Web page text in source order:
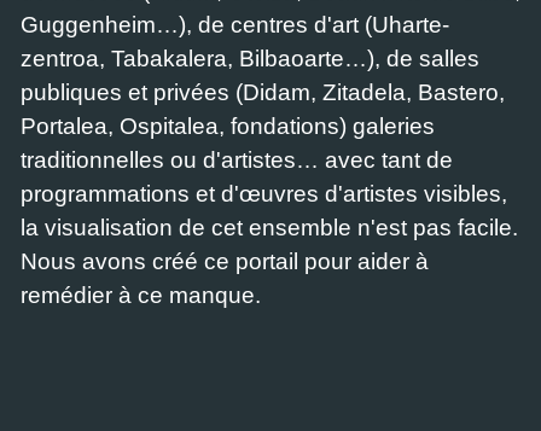
Guggenheim…), de centres d'art (Uharte-
zentroa, Tabakalera, Bilbaoarte…), de salles
publiques et privées (Didam, Zitadela, Bastero,
Portalea, Ospitalea, fondations) galeries
traditionnelles ou d'artistes… avec tant de
programmations et d'œuvres d'artistes visibles,
la visualisation de cet ensemble n'est pas facile.
Nous avons créé ce portail pour aider à
remédier à ce manque.